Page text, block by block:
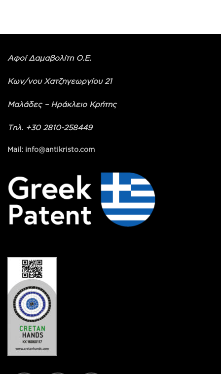
Αφοί Δαμαβολίτη Ο.Ε.
Κων/νου Χατζηγεωργίου 21
Μαλάδες – Ηράκλειο Κρήτης
Τηλ. +30 2810-258449
Mail: info@antikristo.com